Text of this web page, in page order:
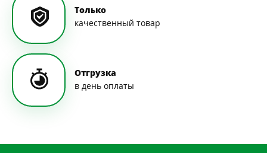
Только
качественный товар
Отгрузка
в день оплаты